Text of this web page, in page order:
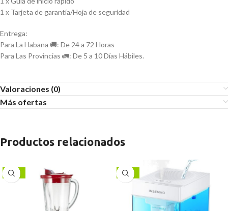
1 x Tarjeta de garantía/Hoja de seguridad
Entrega:
Para La Habana 🚚: De 24 a 72 Horas
Para Las Provincias 🚛: De 5 a 10 Días Hábiles.
Valoraciones (0)
Más ofertas
Productos relacionados
-17% -13%